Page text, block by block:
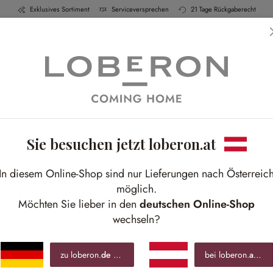
Exklusives Sortiment Serviceversprechen 21 Tage Rückgaberecht
Küche Schlafen Bad
Sie besuchen jetzt loberon.at
In diesem Online-Shop sind nur Lieferungen nach Österreich
möglich.
Möchten Sie lieber in den deutschen Online-Shop
wechseln?
zu loberon.de bei loberon.at